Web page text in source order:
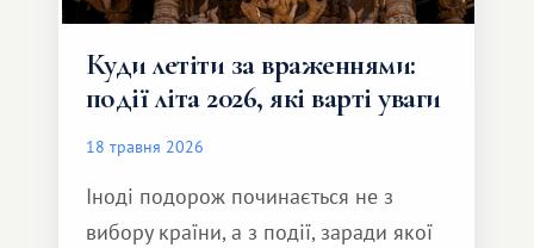
Куди летіти за враженнями:
події літа 2026, які варті уваги
18 травня 2026
Іноді подорож починається не з
вибору країни, а з події, заради якої